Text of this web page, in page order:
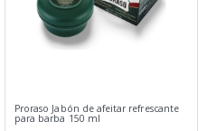
Proraso Jabón de afeitar refrescante
para barba 150 ml